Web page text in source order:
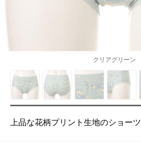
クリアグリーン
上品な花柄プリント生地のショーツ